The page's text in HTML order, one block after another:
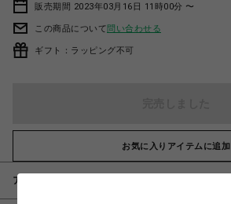
販売期間 2023年03月16日 11時00分 〜
この商品について問い合わせる
ギフト：ラッピング不可
お気に入りアイテムに追加
アイテム説明 / 素材